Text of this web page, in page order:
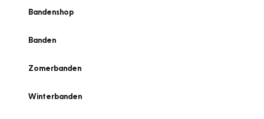
Bandenshop
Banden
Zomerbanden
Winterbanden